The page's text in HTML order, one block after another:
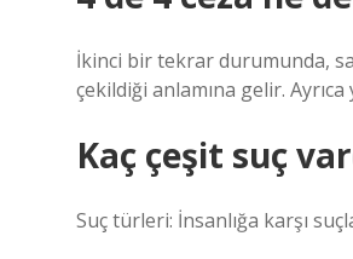
İkinci bir tekrar durumunda,
çekildiği anlamına gelir. Ayrıca
Kaç çeşit suç
Suç türleri: İnsanlığa karşı